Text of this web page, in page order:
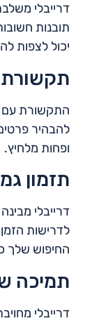
דרייבלי
תובנות
יכול לצפות
תקשורת
התקשורת עם
להבהיר
ופחות מלחיץ.
תזמון
דרייבלי
לדרישות
החיפוש שלך
תמיכה
דרייבלי